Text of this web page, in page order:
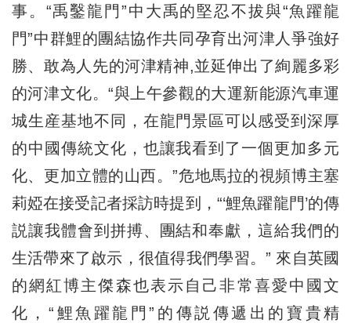
事。“禹鑿龍門”中大禹的堅忍不拔與“魚躍龍
門”中群鯉的團結協作共同孕育出河津人爭強好
勝、敢為人先的河津精神,並延伸出了絢麗多彩
的河津文化。“與上午參觀的大運新能源汽車運
城生産基地不同，在龍門景區可以感受到深厚
的中國傳統文化，也讓我看到了一個更加多元
化、更加立體的山西。”危地馬拉的視頻博主塞
莉婭在接受記者採訪時提到，“‘鯉魚躍龍門’的傳
説讓我體會到拼搏、團結和奉獻，這給我們的
生活帶來了啟示，很值得我們學習。” 來自英國
的網紅博主傑森也表示自己非常喜愛中國文
化，“鯉魚躍龍門”的傳説傳遞出的寶貴精